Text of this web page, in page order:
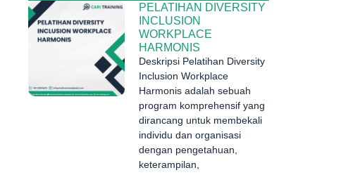
PELATIHAN DIVERSITY
INCLUSION
WORKPLACE
HARMONIS
Deskripsi Pelatihan Diversity
Inclusion Workplace
Harmonis adalah sebuah
program komprehensif yang
dirancang untuk membekali
individu dan organisasi
dengan pengetahuan,
keterampilan,